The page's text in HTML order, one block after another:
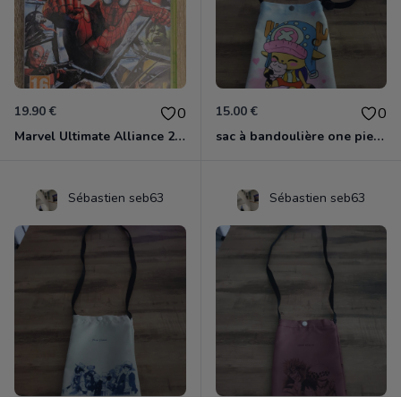
19.90 € 0
Marvel Ultimate Alliance 2 Xbox 360
15.00 € 0
sac à bandoulière one piece chopper
Sébastien seb63 Sébastien seb63